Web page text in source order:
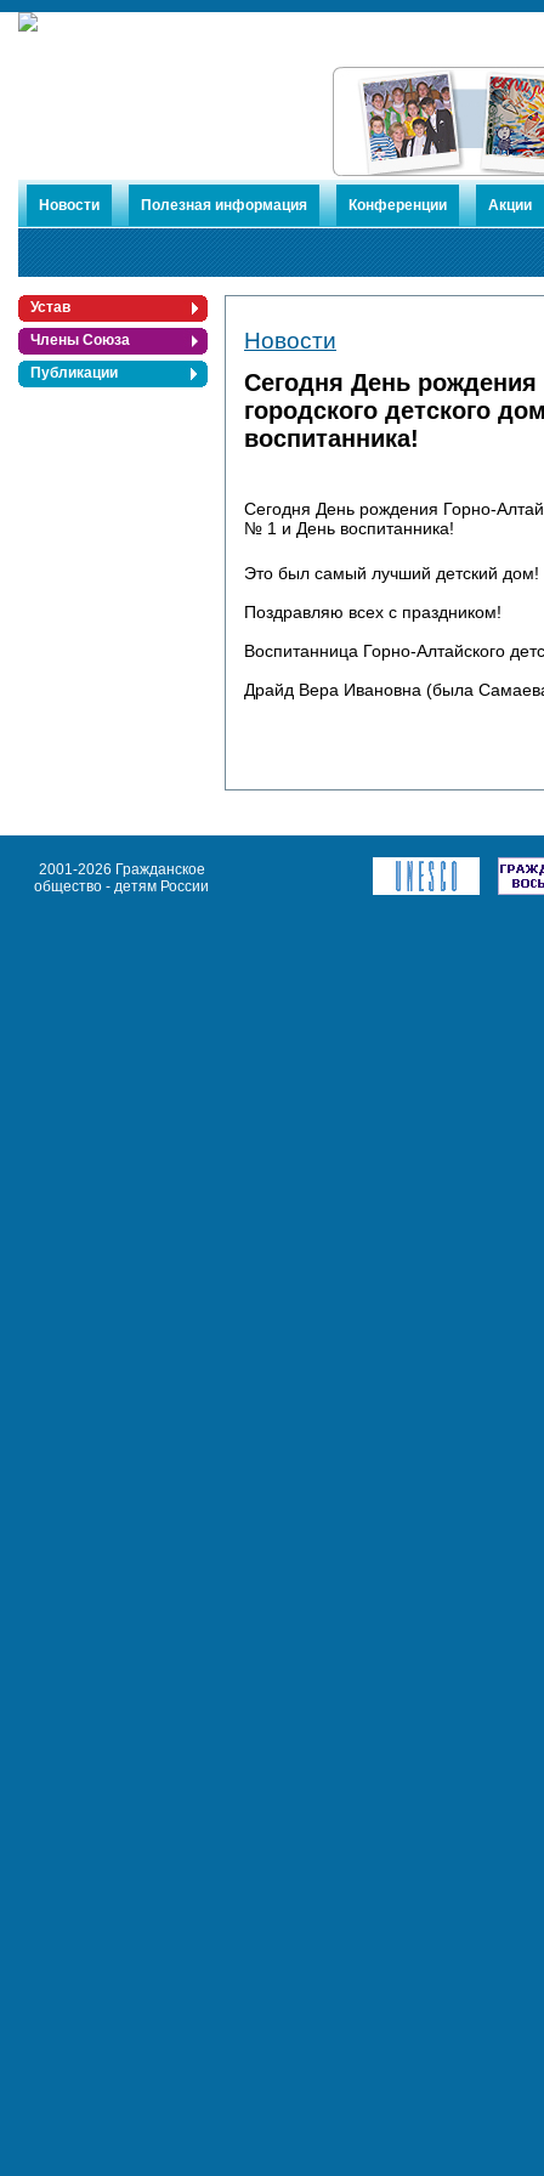
Новости Полезная информация Конференции Акции
Устав
Члены Союза
Публикации
Новости
Сегодня День рождения
городского детского
воспитанника!
Сегодня День рождения Горно-
№ 1 и День воспитанника!
Это был самый лучший детский дом!
Поздравляю всех с праздником!
Воспитанница Горно-Алтайского
Драйд Вера Ивановна (была
2001-2026 Гражданское
общество - детям России